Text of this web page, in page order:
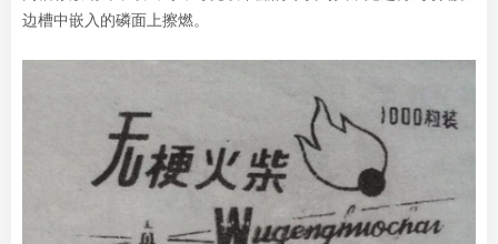
边槽中嵌入的磷面上擦燃。